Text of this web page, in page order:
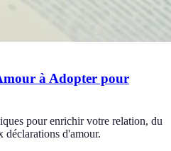
à Adopter pour
pour enrichir votre relation, du
déclarations d'amour.